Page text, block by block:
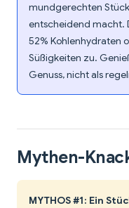
mundgerechten
entscheidend macht.
52% Kohlenhydraten
Süßigkeiten zu.
Genuss, nicht als
Mythen-
MYTHOS #1: Ein